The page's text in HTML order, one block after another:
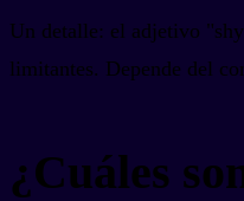
Un detalle: el adjetivo
limitantes. Depende del
¿Cuáles